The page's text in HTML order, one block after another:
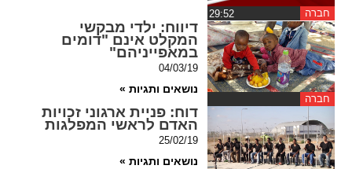
brightness_high
ניגודיות בהירה
brightness_low
ניגודיות כהה
קישורים
format_underlined
קו תחתי לקישורים סימון קישורים
חברה
חברה
דיווח : ילדי מבקשי
המקלט אינם "דומים
במאפייניהם"
04/03/19
נושאים ותגיות »
דוח : פניית ארגוני זכויות
האדם לראשי המפלגות
25/02/19
נושאים ותגיות »